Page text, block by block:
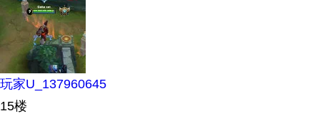
玩家U_137960645
15楼